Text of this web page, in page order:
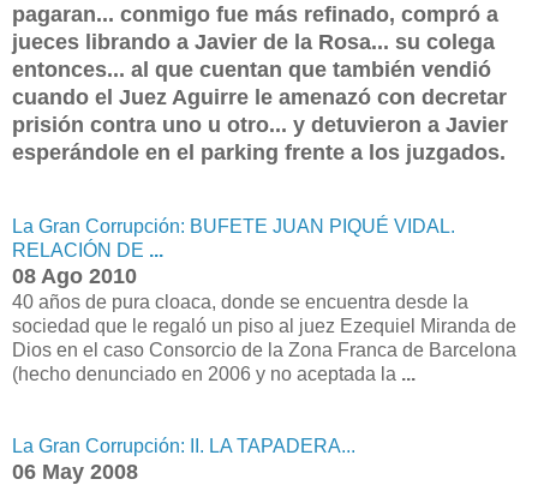
pagaran... conmigo fue más refinado, compró a
jueces librando a Javier de la Rosa... su colega
entonces... al que cuentan que también vendió
cuando el Juez Aguirre le amenazó con decretar
prisión contra uno u otro... y detuvieron a Javier
esperándole en el parking frente a los juzgados.
La Gran Corrupción: BUFETE JUAN PIQUÉ VIDAL.
RELACIÓN DE ...
08 Ago 2010
40 años de pura cloaca, donde se encuentra desde la
sociedad que le regaló un piso al juez Ezequiel Miranda de
Dios en el caso Consorcio de la Zona Franca de Barcelona
(hecho denunciado en 2006 y no aceptada la ...
La Gran Corrupción: II. LA TAPADERA...
06 May 2008